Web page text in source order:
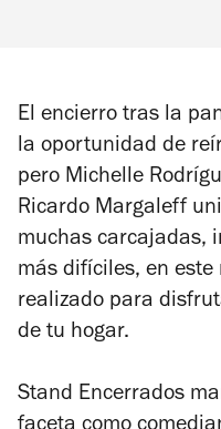
El encierro tras la
la oportunidad de
pero Michelle
Ricardo Margaleff
muchas carcajadas,
más difíciles, en
realizado para
de tu hogar.
Stand Encerrados